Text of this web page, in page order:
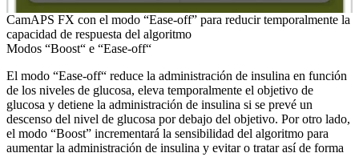
CamAPS FX con el modo “Ease-off” para reducir temporalmente la
capacidad de respuesta del algoritmo
Modos “Boost“ e “Ease-off“
El modo “Ease-off“ reduce la administración de insulina en función
de los niveles de glucosa, eleva temporalmente el objetivo de
glucosa y detiene la administración de insulina si se prevé un
descenso del nivel de glucosa por debajo del objetivo. Por otro lado,
el modo “Boost” incrementará la sensibilidad del algoritmo para
aumentar la administración de insulina y evitar o tratar así de forma